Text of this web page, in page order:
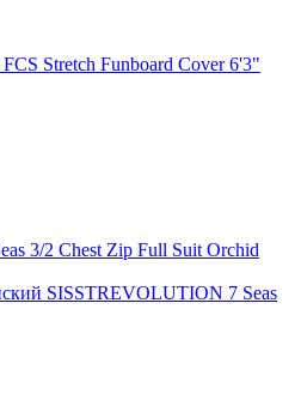
Stretch Funboard Cover 6'3"
SISSTREVOLUTION 7 Seas